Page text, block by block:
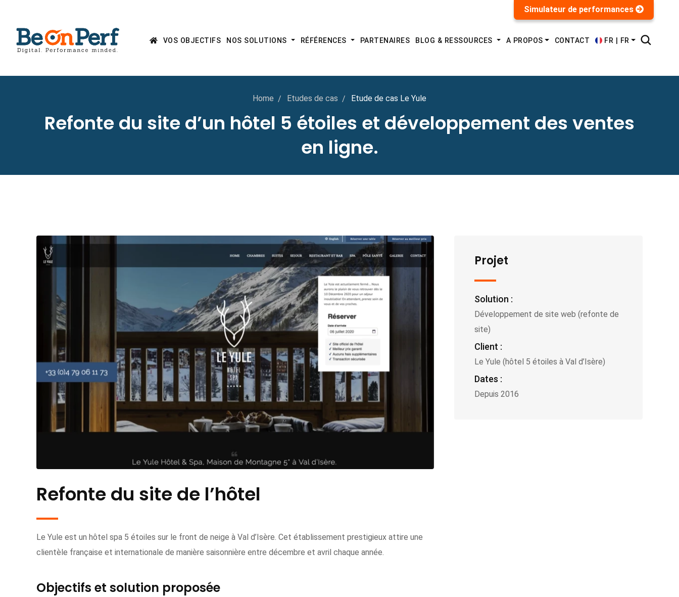
Simulateur de performances
VOS OBJECTIFS NOS SOLUTIONS RÉFÉRENCES PARTENAIRES BLOG & RESSOURCES A PROPOS CONTACT FR | FR
Home Etudes de cas Etude de cas Le Yule
Refonte du site d’un hôtel 5 étoiles et développement des ventes
en ligne.
Refonte du site de l’hôtel
Le Yule est un hôtel spa 5 étoiles sur le front de neige à Val d’Isère. Cet établissement prestigieux attire une
clientèle française et internationale de manière saisonnière entre décembre et avril chaque année.
Objectifs et solution proposée
Projet
Solution :
Développement de site web (refonte de
site)
Client :
Le Yule (hôtel 5 étoiles à Val d’Isère)
Dates :
Depuis 2016